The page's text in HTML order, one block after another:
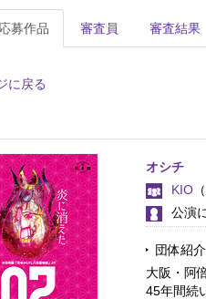
応募作品 審査員 審査結果
に戻る
オシチ
KIO
公演
団体紹介
大阪・阿
45年間続